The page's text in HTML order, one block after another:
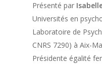
Présenté par
Universités en
Laboratoire de
CNRS 7290) à Aix-
Présidente égalité